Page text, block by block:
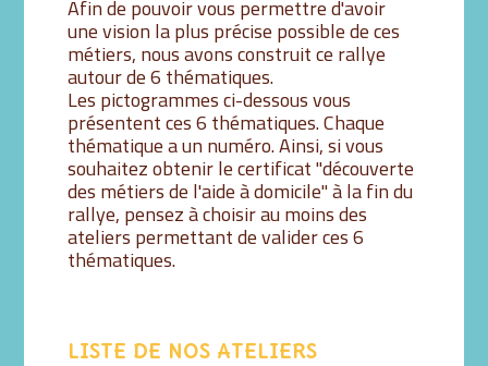
Afin de pouvoir vous permettre d'avoir
une vision la plus précise possible de ces
métiers, nous avons construit ce rallye
autour de 6 thématiques.
Les pictogrammes ci-dessous vous
présentent ces 6 thématiques. Chaque
thématique a un numéro. Ainsi, si vous
souhaitez obtenir le certificat "découverte
des métiers de l'aide à domicile" à la fin du
rallye, pensez à choisir au moins des
ateliers permettant de valider ces 6
thématiques.
LISTE DE NOS ATELIERS